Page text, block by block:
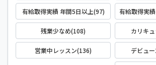
有給取得実績 年間5日以上(97) 有給取得実
残業少なめ(108) カリキ
営業中レッスン(136) デビュ